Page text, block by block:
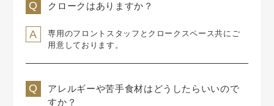
クロークはありますか？
専用のフロントスタッフとクロークスペース共にご
用意しております。
アレルギーや苦手食材はどうしたらいいので
すか？